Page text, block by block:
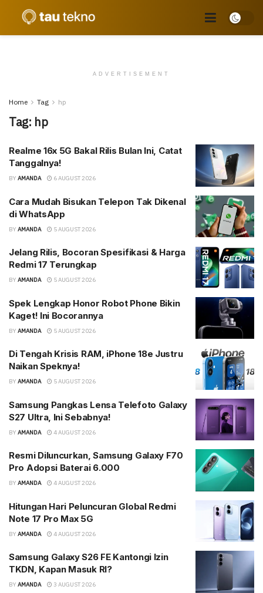
ADVERTISEMENT
Home Tag hp
Tag: hp
Realme 16x 5G Bakal Rilis Bulan Ini, Catat
Tanggalnya!
BY AMANDA 6 AUGUST 2026
Cara Mudah Bisukan Telepon Tak Dikenal
di WhatsApp
BY AMANDA 5 AUGUST 2026
Jelang Rilis, Bocoran Spesifikasi & Harga
Redmi 17 Terungkap
BY AMANDA 5 AUGUST 2026
Spek Lengkap Honor Robot Phone Bikin
Kaget! Ini Bocorannya
BY AMANDA 5 AUGUST 2026
Di Tengah Krisis RAM, iPhone 18e Justru
Naikan Speknya!
BY AMANDA 5 AUGUST 2026
Samsung Pangkas Lensa Telefoto Galaxy
S27 Ultra, Ini Sebabnya!
BY AMANDA 4 AUGUST 2026
Resmi Diluncurkan, Samsung Galaxy F70
Pro Adopsi Baterai 6.000
BY AMANDA 4 AUGUST 2026
Hitungan Hari Peluncuran Global Redmi
Note 17 Pro Max 5G
BY AMANDA 4 AUGUST 2026
Samsung Galaxy S26 FE Kantongi Izin
TKDN, Kapan Masuk RI?
BY AMANDA 3 AUGUST 2026